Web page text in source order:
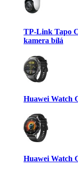
TP-Link Tapo
kamera bílá
Huawei Watch
Huawei Watch